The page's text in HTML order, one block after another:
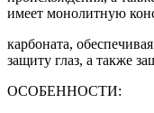
имеет монолитную
карбоната,
защиту глаз, а также
ОСОБЕННОСТИ: